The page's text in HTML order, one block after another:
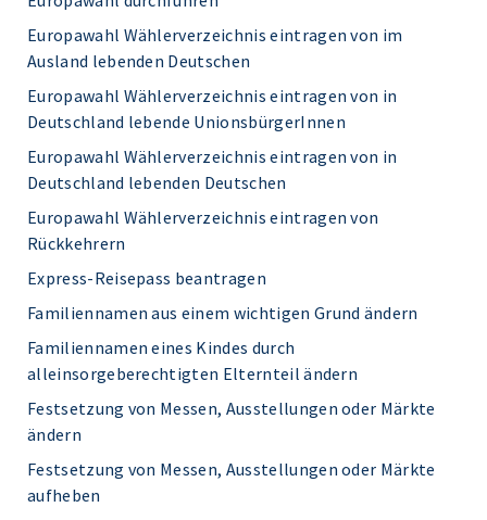
Europawahl Wählerverzeichnis eintragen von im
Ausland lebenden Deutschen
Europawahl Wählerverzeichnis eintragen von in
Deutschland lebende UnionsbürgerInnen
Europawahl Wählerverzeichnis eintragen von in
Deutschland lebenden Deutschen
Europawahl Wählerverzeichnis eintragen von
Rückkehrern
Express-Reisepass beantragen
Familiennamen aus einem wichtigen Grund ändern
Familiennamen eines Kindes durch
alleinsorgeberechtigten Elternteil ändern
Festsetzung von Messen, Ausstellungen oder Märkte
ändern
Festsetzung von Messen, Ausstellungen oder Märkte
aufheben